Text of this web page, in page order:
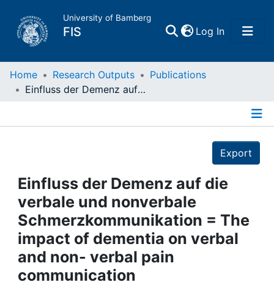
University of Bamberg
FIS Log In(current)
Home
Projects
People
Institutions
Awards
Home Research Outputs
Publications
Einfluss der Demenz auf die verbale und nonverbale Schmerzkommunikation = The impact of dementia on verbal and non- verbal pain communication
Export
Einfluss der Demenz auf die
verbale und nonverbale
Schmerzkommunikation = The
impact of dementia on verbal
and non- verbal pain
communication